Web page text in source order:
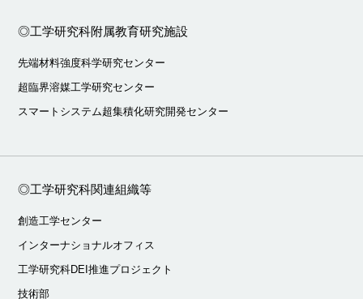
◎工学研究科附属教育研究施設
先端材料強度科学研究センター
超臨界溶媒工学研究センター
スマートシステム超集積化研究開発センター
◎工学研究科関連組織等
創造工学センター
インターナショナルオフィス
工学研究科DEI推進プロジェクト
技術部